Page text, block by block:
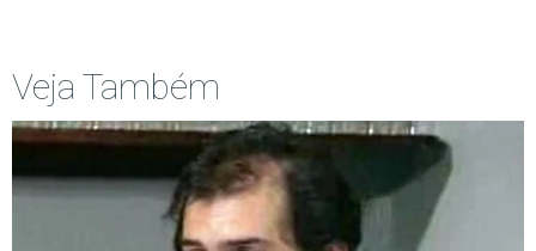
Veja Também